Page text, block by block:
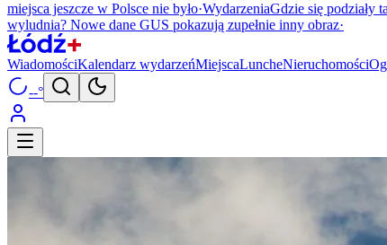
miejsca jeszcze w Polsce nie było·WydarzeniaGdzie się podziały
wyludnia? Nowe dane GUS pokazują zupełnie inny obraz·
WiadomościKalendarz wydarzeńMiejscaLuncheNieruchomości
--°